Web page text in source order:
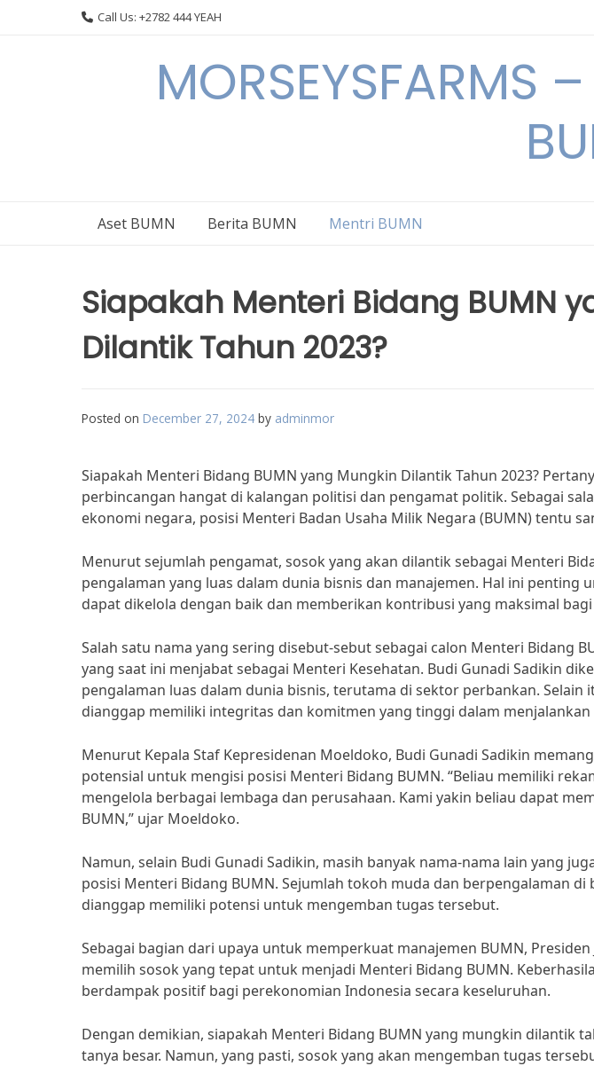
Call Us: +2782 444 YEAH
Aset BUMN Berita BUMN Mentri BUMN
Siapakah Menteri Bidang BUMN
Dilantik Tahun 2023?
Posted on December 27, 2024 by adminmor
Siapakah Menteri Bidang BUMN yang Mungkin Dilantik Tahun 2023?
perbincangan hangat di kalangan politisi dan pengamat politik. Sebagai
ekonomi negara, posisi Menteri Badan Usaha Milik Negara (BUMN) tentu
Menurut sejumlah pengamat, sosok yang akan dilantik sebagai Menteri
pengalaman yang luas dalam dunia bisnis dan manajemen. Hal ini penting
dapat dikelola dengan baik dan memberikan kontribusi yang maksimal
Salah satu nama yang sering disebut-sebut sebagai calon Menteri Bidang
yang saat ini menjabat sebagai Menteri Kesehatan. Budi Gunadi Sadikin
pengalaman luas dalam dunia bisnis, terutama di sektor perbankan. Selain
dianggap memiliki integritas dan komitmen yang tinggi dalam menjalankan
Menurut Kepala Staf Kepresidenan Moeldoko, Budi Gunadi Sadikin
potensial untuk mengisi posisi Menteri Bidang BUMN. “Beliau memiliki
mengelola berbagai lembaga dan perusahaan. Kami yakin beliau dapat
BUMN,” ujar Moeldoko.
Namun, selain Budi Gunadi Sadikin, masih banyak nama-nama lain yang
posisi Menteri Bidang BUMN. Sejumlah tokoh muda dan berpengalaman
dianggap memiliki potensi untuk mengemban tugas tersebut.
Sebagai bagian dari upaya untuk memperkuat manajemen BUMN,
memilih sosok yang tepat untuk menjadi Menteri Bidang BUMN.
berdampak positif bagi perekonomian Indonesia secara keseluruhan.
Dengan demikian, siapakah Menteri Bidang BUMN yang mungkin dilantik
tanya besar. Namun, yang pasti, sosok yang akan mengemban tugas